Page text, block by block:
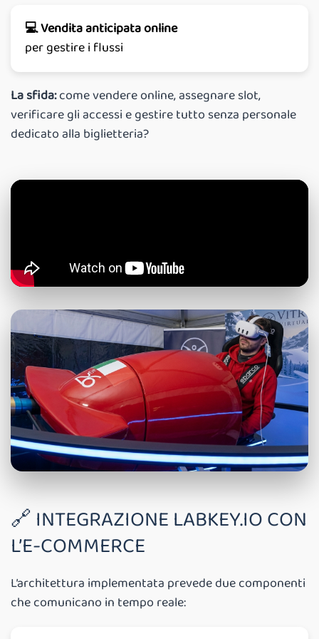
💻 Vendita anticipata online
per gestire i flussi
La sfida:come vendere online, assegnare slot,
verificare gli accessi e gestire tutto senza personale
dedicato alla biglietteria?
🔗 INTEGRAZIONE LABKEY.IO CON
L’E-COMMERCE
L’architettura implementata prevede due componenti
che comunicano in tempo reale: